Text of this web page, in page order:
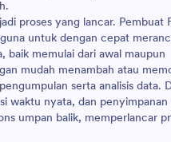
proses yang lancar. Pembuat
untuk dengan cepat
baik memulai dari awal maupun
mudah menambah atau
serta analisis data.
nyata, dan penyimpanan
umpan balik, memperlancar